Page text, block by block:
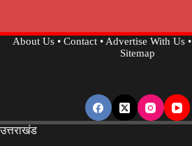
About Us• Contact•Advertise With Us•
Sitemap
उत्तराखंड